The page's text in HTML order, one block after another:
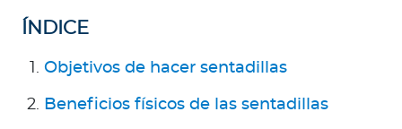
ÍNDICE
Objetivos de hacer sentadillas
Beneficios físicos de las sentadillas